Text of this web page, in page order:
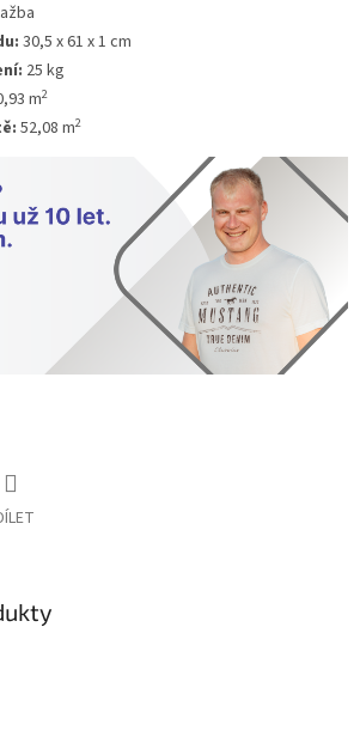
30,5 x 61 x 1 cm
25 kg
m2
52,08 m2